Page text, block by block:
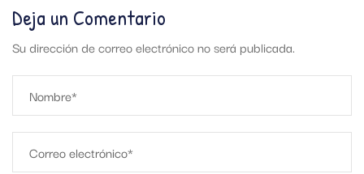
Deja un Comentario
Su dirección de correo electrónico no será publicada.